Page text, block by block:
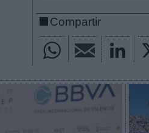
Compartir